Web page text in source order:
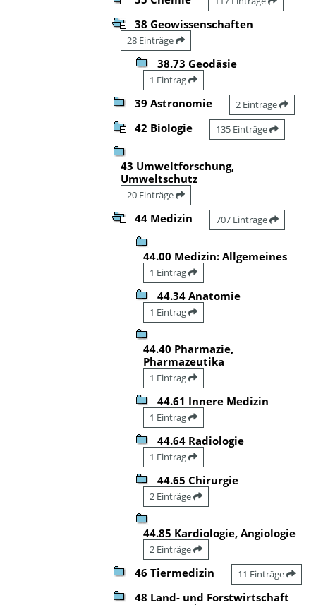
38 Geowissenschaften
28 Einträge
38.73 Geodäsie
1 Eintrag
39 Astronomie 2 Einträge
42 Biologie 135 Einträge
43 Umweltforschung,
Umweltschutz
20 Einträge
44 Medizin 707 Einträge
44.00 Medizin: Allgemeines
1 Eintrag
44.34 Anatomie
1 Eintrag
44.40 Pharmazie,
Pharmazeutika
1 Eintrag
44.61 Innere Medizin
1 Eintrag
44.64 Radiologie
1 Eintrag
44.65 Chirurgie
2 Einträge
44.85 Kardiologie, Angiologie
2 Einträge
46 Tiermedizin 11 Einträge
48 Land- und Forstwirtschaft